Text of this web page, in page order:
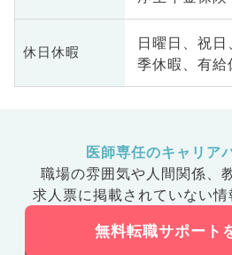
休日休暇
日曜日、祝
季休暇、有給
医師専任のキャリア
職場の雰囲気や人間関係、
求人票に掲載されていない情
無料転職サポート